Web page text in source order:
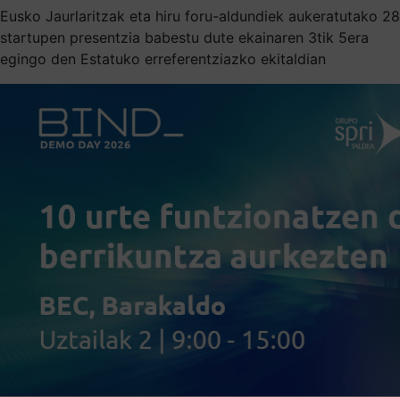
Eusko Jaurlaritzak eta hiru foru-aldundiek aukeratutako 28
startupen presentzia babestu dute ekainaren 3tik 5era
egingo den Estatuko erreferentziazko ekitaldian